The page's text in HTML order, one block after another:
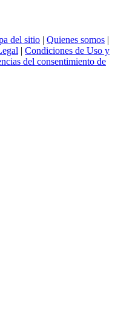
del sitio | Quienes somos |
| Condiciones de Uso y
del consentimiento de